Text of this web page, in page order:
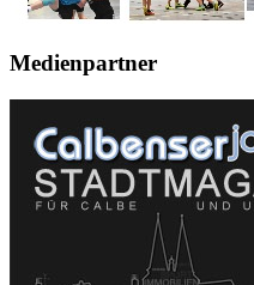
Medienpartner